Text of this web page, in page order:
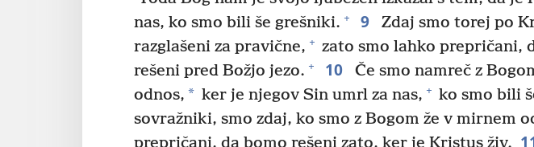
nas, ko smo bili še grešniki. + 9
Zdaj smo torej po
razglašeni za pravične, + zato smo lahko prepričani,
rešeni pred Božjo jezo. + 10
Če smo namreč z
odnos, * ker je njegov Sin umrl za nas, + ko smo bili
sovražniki, smo zdaj, ko smo z Bogom že v mirnem
prepričani, da bomo rešeni zato, ker je Kristus živ.